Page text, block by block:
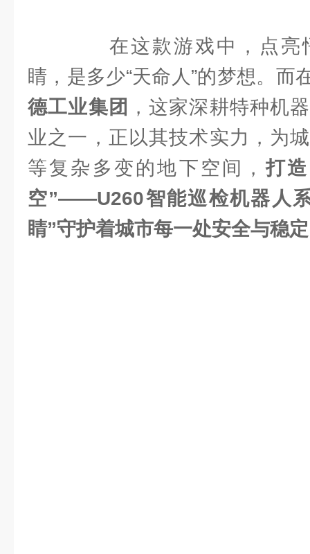
在这款游戏中，点亮
睛，是多少“天命人”的梦想。而
德工业集团 ，这家深耕特种机
业之一，正以其技术实力，为
等复杂多变的地下空间，打
空”——U260智能巡检机器人
睛”守护着城市每一处安全与稳